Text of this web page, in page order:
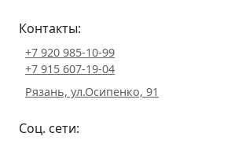
Контакты:
+7 920 985-10-99
+7 915 607-19-04
Рязань, ул.Осипенко, 91
Соц. сети: